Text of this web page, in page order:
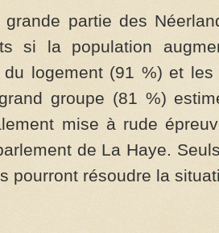
grande partie des
si la population
du logement (91 %) et
groupe (81 %)
mise à rude
de La Haye.
pourront résoudre la